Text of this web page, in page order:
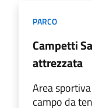
PARCO
Campetti
attrezzata
Area
campo da